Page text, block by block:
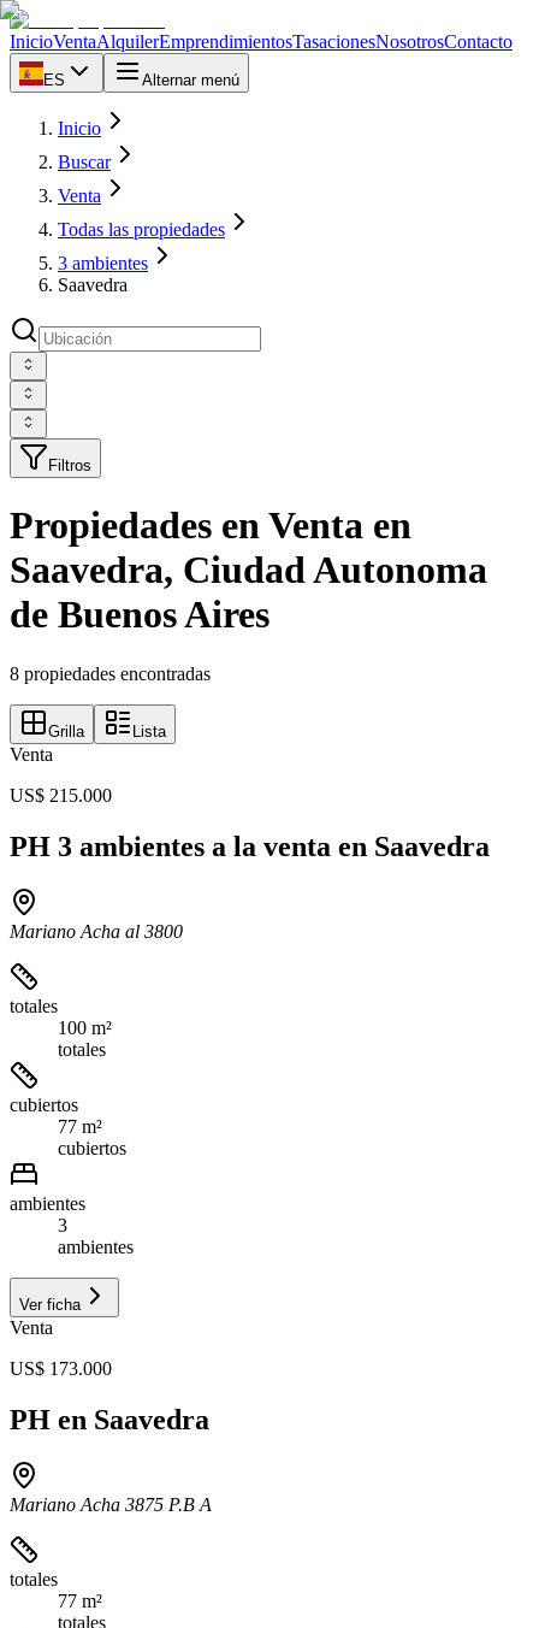
InicioVentaAlquilerEmprendimientosTasacionesNosotrosContacto
ES Alternar menú
Inicio
Buscar
Venta
Todas las propiedades
3 ambientes
Saavedra
Filtros
Propiedades en Venta en
Saavedra, Ciudad Autonoma
de Buenos Aires
8 propiedades encontradas
Grilla Lista
Venta
US$ 215.000
PH 3 ambientes a la venta en Saavedra
Mariano Acha al 3800
totales
100 m²
totales
cubiertos
77 m²
cubiertos
ambientes
3
ambientes
Ver ficha
Venta
US$ 173.000
PH en Saavedra
Mariano Acha 3875 P.B A
totales
77 m²
totales